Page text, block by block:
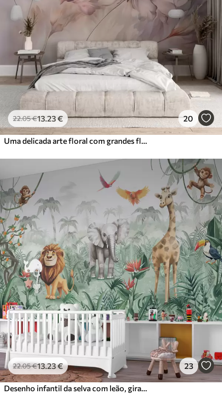
22.05€13.23€ 20
Uma delicada arte floral com grandes flores de cor pastel com pétalas translúcidas, caules suaves e um fundo suave e difuso
22.05€13.23€ 23
Desenho infantil da selva com leão, girafa, elefante e papagaios